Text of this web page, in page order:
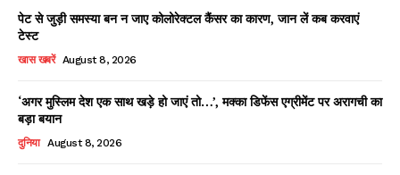
पेट से जुड़ी समस्या बन न जाए कोलोरेक्टल कैंसर का कारण, जान लें कब करवाएं
टेस्ट
खास खबरें August 8, 2026
‘अगर मुस्लिम देश एक साथ खड़े हो जाएं तो…’, मक्का डिफेंस एग्रीमेंट पर अरागची का
बड़ा बयान
दुनिया August 8, 2026